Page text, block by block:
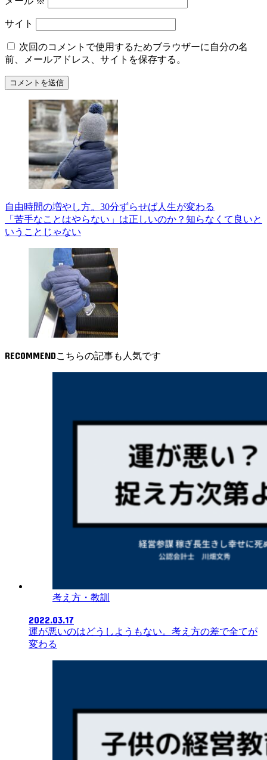
サイト
次回のコメントで使用するためブラウザーに自分の名
前、メールアドレス、サイトを保存する。
自由時間の増やし方。30分ずらせば人生が変わる
「苦手なことはやらない」は正しいのか？知らなくて良いと
いうことじゃない
RECOMMEND
考え方・教訓
2022.03.17
運が悪いのはどうしようもない。考え方の差で全てが
変わる